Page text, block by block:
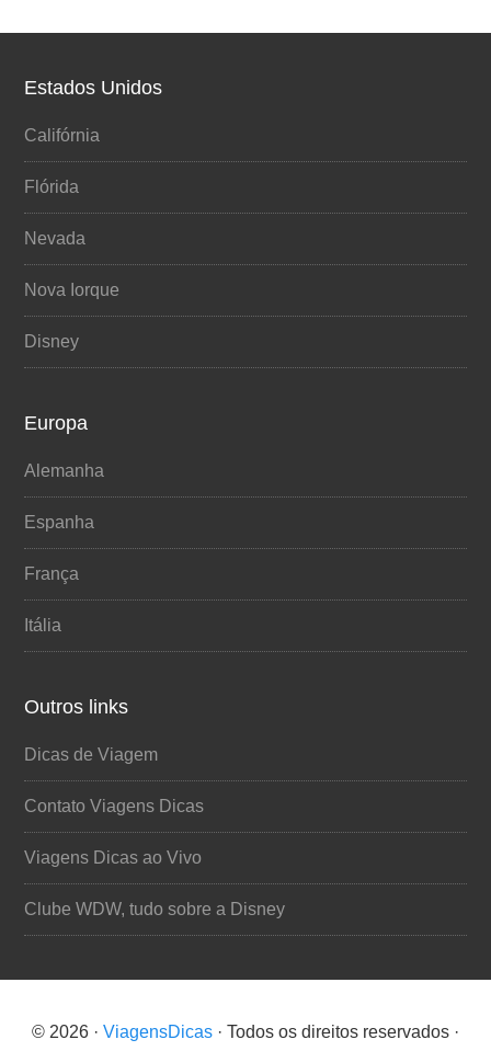
Estados Unidos
Califórnia
Flórida
Nevada
Nova Iorque
Disney
Europa
Alemanha
Espanha
França
Itália
Outros links
Dicas de Viagem
Contato Viagens Dicas
Viagens Dicas ao Vivo
Clube WDW, tudo sobre a Disney
© 2026 · ViagensDicas · Todos os direitos reservados ·